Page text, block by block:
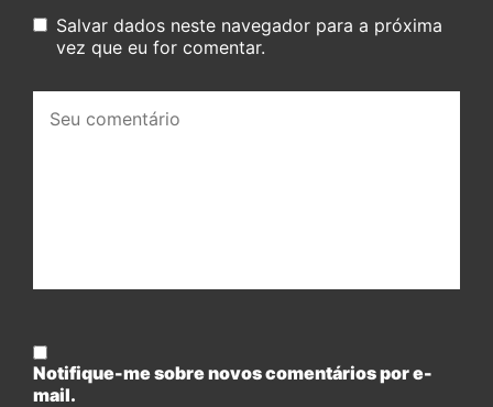
Salvar dados neste navegador para a próxima
vez que eu for comentar.
comentário:
Notifique-me sobre novos comentários por e-
mail.